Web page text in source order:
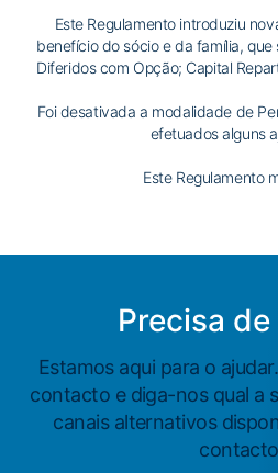
Este Regulamento introduziu
benefício do sócio e da família, que
Diferidos com Opção; Capital
Foi desativada a modalidade de
efetuados alguns
Este Regulamento
Precisa
Estamos aqui para o
contacto e diga-nos qual a
canais alternativos